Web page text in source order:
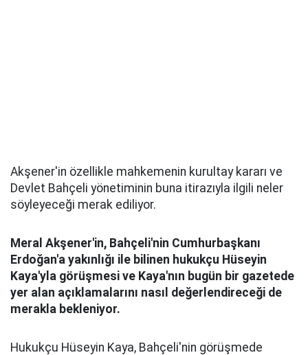
Akşener'in özellikle mahkemenin kurultay kararı ve
Devlet Bahçeli yönetiminin buna itirazıyla ilgili neler
söyleyeceği merak ediliyor.
Meral Akşener'in, Bahçeli'nin Cumhurbaşkanı
Erdoğan'a yakınlığı ile bilinen hukukçu Hüseyin
Kaya'yla görüşmesi ve Kaya'nın bugün bir gazetede
yer alan açıklamalarını nasıl değerlendireceği de
merakla bekleniyor.
Hukukçu Hüseyin Kaya, Bahçeli'nin görüşmede